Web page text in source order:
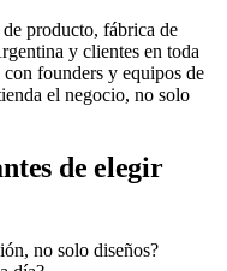
producto, fábrica de
y clientes en toda
founders y equipos de
el negocio, no solo
de elegir
no solo diseños?